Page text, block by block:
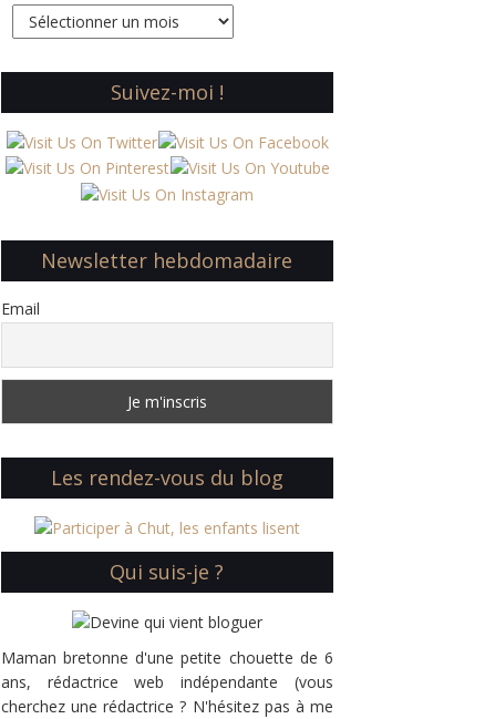
Archives
Suivez-moi !
Newsletter hebdomadaire
Email
Les rendez-vous du blog
Qui suis-je ?
Maman bretonne d'une petite chouette de 6
ans, rédactrice web indépendante (vous
cherchez une rédactrice ? N'hésitez pas à me